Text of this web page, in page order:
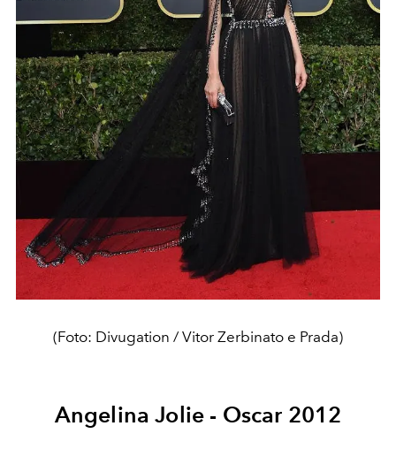
(Foto: Divugation / Vitor Zerbinato e Prada)
Angelina Jolie - Oscar 2012